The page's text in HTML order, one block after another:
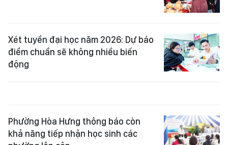
Xét tuyển đại học năm 2026: Dự báo
điểm chuẩn sẽ không nhiều biến
động
Phường Hòa Hưng thông báo còn
khả năng tiếp nhận học sinh các